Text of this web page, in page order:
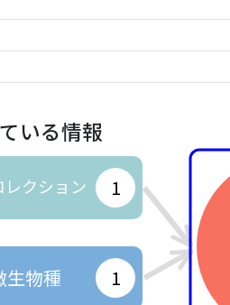
いる情報
レクション 1
生物種 1